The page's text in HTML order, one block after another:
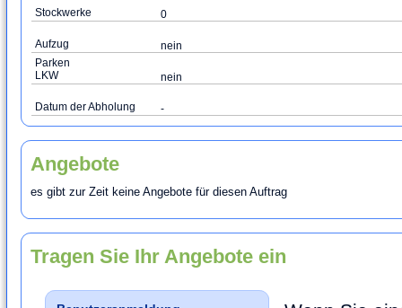
Stockwerke 0
Aufzug
nein
Parken
LKW
nein
Datum der Abholung -
Angebote
es gibt zur Zeit keine Angebote für diesen Auftrag
Tragen Sie Ihr Angebote ein